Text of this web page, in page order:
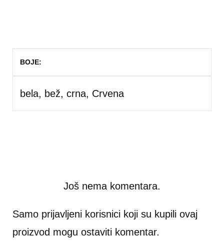
BOJE
bela, bež, crna, Crvena
Još nema komentara.
Samo prijavljeni korisnici koji su kupili ovaj
proizvod mogu ostaviti komentar.